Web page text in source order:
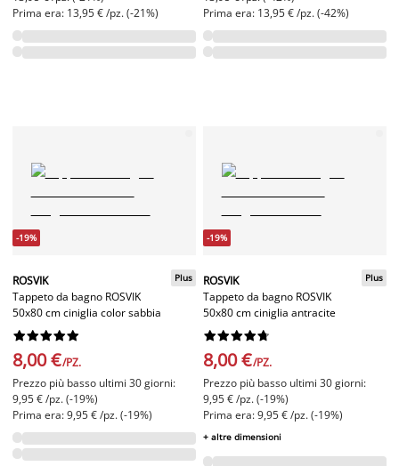
Prima era: 13,95 € /pz. (-21%)
Prima era: 13,95 € /pz. (-42%)
-19%
ROSVIK
Tappeto da bagno ROSVIK
50x80 cm ciniglia color sabbia
Plus






8,00 €/PZ.
Prezzo più basso ultimi 30 giorni:
9,95 € /pz. (-19%)
Prima era: 9,95 € /pz. (-19%)
-19%
ROSVIK
Tappeto da bagno ROSVIK
50x80 cm ciniglia antracite
Plus






8,00 €/PZ.
Prezzo più basso ultimi 30 giorni:
9,95 € /pz. (-19%)
Prima era: 9,95 € /pz. (-19%)
+ altre dimensioni